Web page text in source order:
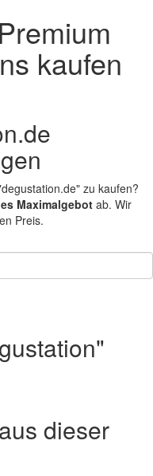
Premium
kaufen
zu kaufen?
Maximalgebot ab. Wir
Preis.
dieser